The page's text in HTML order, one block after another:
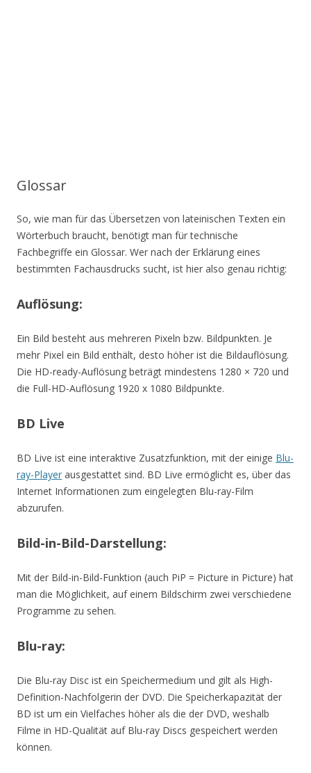
Glossar
So, wie man für das Übersetzen von lateinischen Texten ein
Wörterbuch braucht, benötigt man für technische
Fachbegriffe ein Glossar. Wer nach der Erklärung eines
bestimmten Fachausdrucks sucht, ist hier also genau richtig:
Auflösung:
Ein Bild besteht aus mehreren Pixeln bzw. Bildpunkten. Je
mehr Pixel ein Bild enthält, desto höher ist die Bildauflösung.
Die HD-ready-Auflösung beträgt mindestens 1280 × 720 und
die Full-HD-Auflösung 1920 x 1080 Bildpunkte.
BD Live
BD Live ist eine interaktive Zusatzfunktion, mit der einige Blu-
ray-Player ausgestattet sind. BD Live ermöglicht es, über das
Internet Informationen zum eingelegten Blu-ray-Film
abzurufen.
Bild-in-Bild-Darstellung:
Mit der Bild-in-Bild-Funktion (auch PiP = Picture in Picture) hat
man die Möglichkeit, auf einem Bildschirm zwei verschiedene
Programme zu sehen.
Blu-ray:
Die Blu-ray Disc ist ein Speichermedium und gilt als High-
Definition-Nachfolgerin der DVD. Die Speicherkapazität der
BD ist um ein Vielfaches höher als die der DVD, weshalb
Filme in HD-Qualität auf Blu-ray Discs gespeichert werden
können.